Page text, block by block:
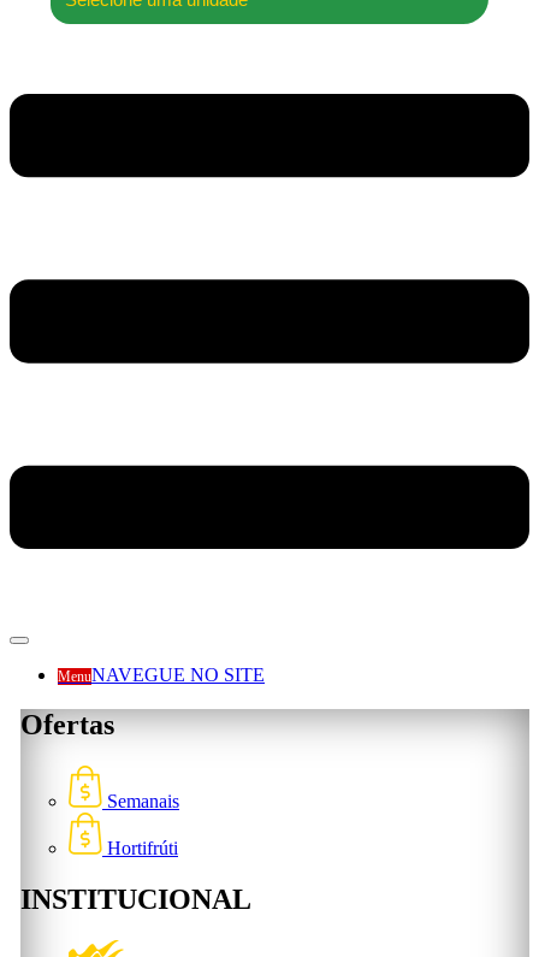
MenuNAVEGUE NO SITE
Ofertas
Semanais
Hortifrúti
INSTITUCIONAL